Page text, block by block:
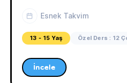
Esnek Takvim
13 - 15 Yaş Özel Ders : 12
İncele